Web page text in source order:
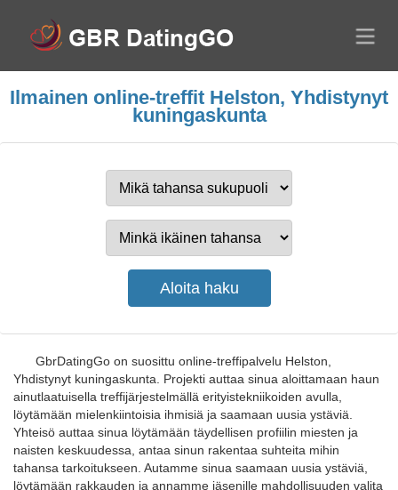
Ilmainen online-treffit Helston, Yhdistynyt
kuningaskunta
GbrDatingGo on suosittu online-treffipalvelu Helston,
Yhdistynyt kuningaskunta. Projekti auttaa sinua aloittamaan haun
ainutlaatuisella treffijärjestelmällä erityistekniikoiden avulla,
löytämään mielenkiintoisia ihmisiä ja saamaan uusia ystäviä.
Yhteisö auttaa sinua löytämään täydellisen profiilin miesten ja
naisten keskuudessa, antaa sinun rakentaa suhteita mihin
tahansa tarkoitukseen. Autamme sinua saamaan uusia ystäviä,
löytämään rakkauden ja annamme jäsenille mahdollisuuden valita